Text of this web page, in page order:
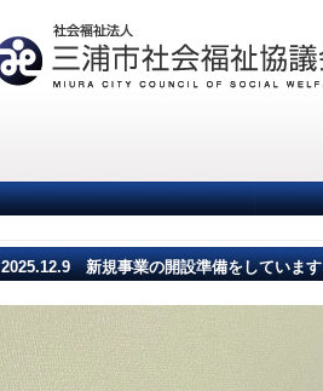
2025.12.9 新規事業の開設準備をしています